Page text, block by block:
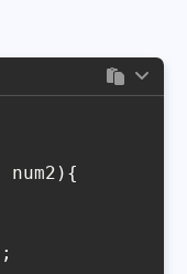
num2 ) {
;